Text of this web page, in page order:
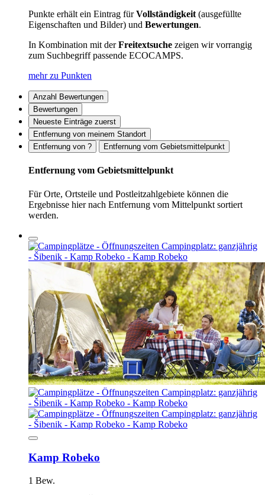
Punkte erhält ein Eintrag fürVollständigkeit (ausgefüllte
Eigenschaften und Bilder) und Bewertungen.
In Kombination mit derFreitextsuche zeigen wir vorrangig
zum Suchbegriff passende ECOCAMPS.
mehr zu Punkten
Anzahl Bewertungen
Bewertungen
Neueste Einträge zuerst
Entfernung von meinem Standort
Entfernung von ?
Entfernung vom Gebietsmittelpunkt
Entfernung vom Gebietsmittelpunkt
Für Orte, Ortsteile und Postleitzahlgebiete können die
Ergebnisse hier nach Entfernung vom Mittelpunkt sortiert
werden.
Kamp Robeko
1 Bew.